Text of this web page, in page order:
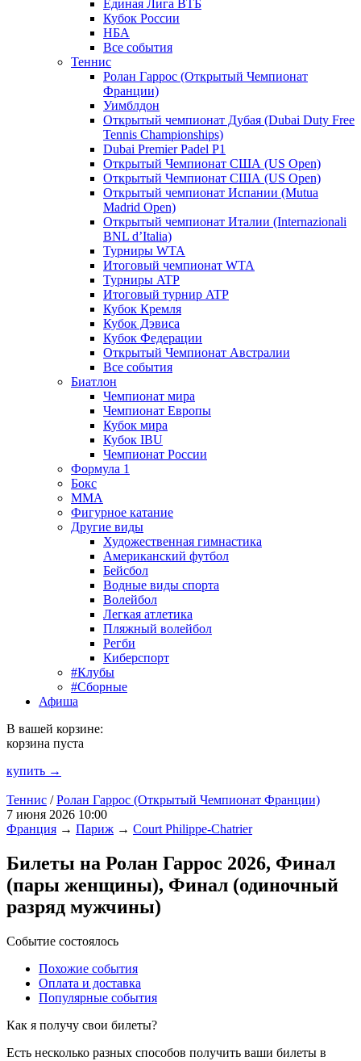
Единая Лига ВТБ
Кубок России
НБА
Все события
Теннис
Ролан Гаррос (Открытый Чемпионат
Франции)
Уимблдон
Открытый чемпионат Дубая (Dubai Duty Free
Tennis Championships)
Dubai Premier Padel P1
Открытый Чемпионат США (US Open)
Открытый Чемпионат США (US Open)
Открытый чемпионат Испании (Mutua
Madrid Open)
Открытый чемпионат Италии (Internazionali
BNL d’Italia)
Турниры WTA
Итоговый чемпионат WTA
Турниры ATP
Итоговый турнир ATP
Кубок Кремля
Кубок Дэвиса
Кубок Федерации
Открытый Чемпионат Австралии
Все события
Биатлон
Чемпионат мира
Чемпионат Европы
Кубок мира
Кубок IBU
Чемпионат России
Формула 1
Бокс
MMA
Фигурное катание
Другие виды
Художественная гимнастика
Американский футбол
Бейсбол
Водные виды спорта
Волейбол
Легкая атлетика
Пляжный волейбол
Регби
Киберспорт
#Клубы
#Сборные
Афиша
В вашей корзине:
корзина пуста
купить →
Теннис /Ролан Гаррос (Открытый Чемпионат Франции)
7 июня 2026 10:00
Франция → Париж → Court Philippe-Chatrier
Билеты на Ролан Гаррос 2026, Финал
(пары женщины), Финал (одиночный
разряд мужчины)
Событие состоялось
Похожие события
Оплата и доставка
Популярные события
Как я получу свои билеты?
Есть несколько разных способов получить ваши билеты в